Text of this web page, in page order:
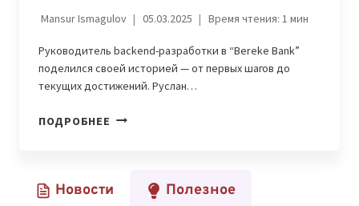
Mansur Ismagulov 05.03.2025 Время чтения: 1мин
Руководитель backend-разработки в “Bereke Bank”
поделился своей историей — от первых шагов до
текущих достижений. Руслан…
ПОДРОБНЕЕ «САМОЕ
—
Новости Полезное